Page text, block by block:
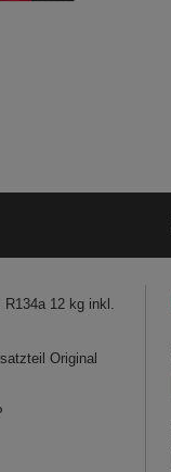
12 kg inkl.
Original